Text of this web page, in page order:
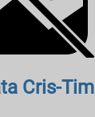
Cris-Tim